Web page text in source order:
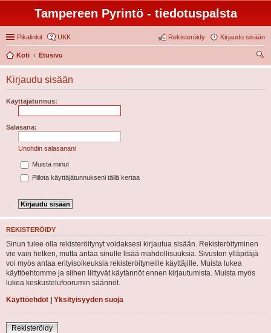
Tampereen Pyrintö - tiedotuspalsta
Pikalinkit UKK Kirjaudu sisään
Rekisteröidy
Koti
Etusivu
tsi
Kirjaudu sisään
Käyttäjätunnus:
Salasana:
Unohdin salasanani
Muista minut
Piilota käyttäjätunnukseni tällä kertaa
REKISTERÖIDY
Sinun tulee olla rekisteröitynyt voidaksesi kirjautua sisään. Rekisteröityminen
vie vain hetken, mutta antaa sinulle lisää mahdollisuuksia. Sivuston ylläpitäjä
voi myös antaa erityisoikeuksia rekisteröityneille käyttäjille. Muista lukea
käyttöehtomme ja siihen liittyvät käytännöt ennen kirjautumista. Muista myös
lukea keskustelufoorumin säännöt.
Käyttöehdot | Yksityisyyden suoja
Rekisteröidy